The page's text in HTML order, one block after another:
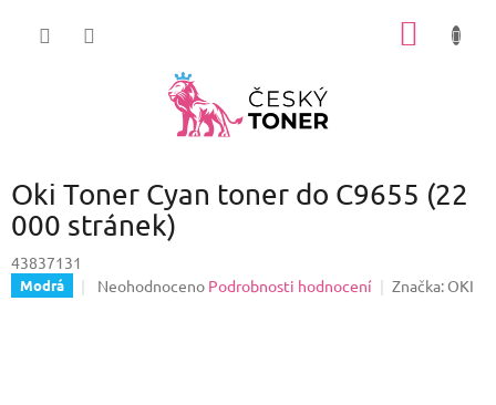
Oki Toner Cyan toner do C9655 (22
000 stránek)
43837131
Modrá
Průměrné
Neohodnoceno Podrobnosti hodnocení Značka: OKI